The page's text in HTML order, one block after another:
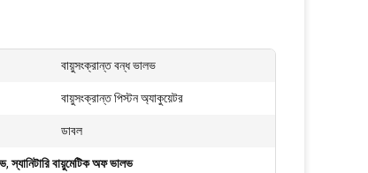
বায়ুসংক্রান্ত বন্ধ ভালভ
বায়ুসংক্রান্ত পিস্টন অ্যাকুয়েটর
ডাবল
,স্যানিটারি বায়ুমেটিক অফ ভালভ